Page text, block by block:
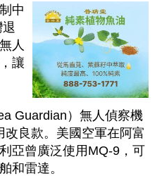
中
人
讓
Guardian）無人偵察機
良款。美國空軍在阿富
亞曾廣泛使用MQ-9，可
和雷達。